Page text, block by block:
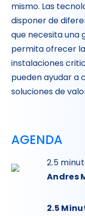
mismo. Las
disponer de
que necesita una
permita ofrecer
instalaciones
pueden ayudar a
soluciones de
AGENDA
2.5
Andres
2.5